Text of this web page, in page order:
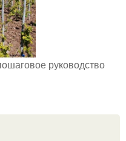
руководство